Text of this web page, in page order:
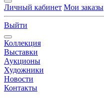
Личный кабинет Мои заказы
Выйти
Коллекция
Выставки
Аукционы
Художники
Новости
Контакты